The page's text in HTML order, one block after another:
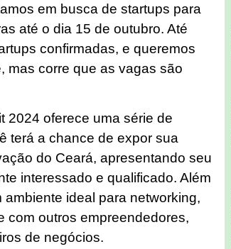
em busca de startups para
até o dia 15 de outubro. Até
confirmadas, e queremos
mas corre que as vagas são
2024 oferece uma série de
terá a chance de expor sua
do Ceará, apresentando seu
interessado e qualificado. Além
ideal para networking,
com outros empreendedores,
de negócios.